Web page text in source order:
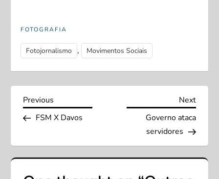
FOTOGRAFIA
Fotojornalismo , Movimentos Sociais
N
a
v
e
Previous
Post
Previous
FSM X Davos
Next
Post
Next
Governo ataca
servidores